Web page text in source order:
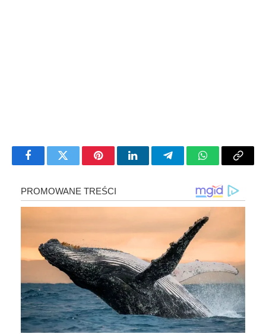
FacebookTwitter PinterestLinkedInTelegramWhatsApp
Copy